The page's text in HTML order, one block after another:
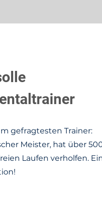
gefragtesten Trainer:
Meister, hat über
Laufen verholfen.